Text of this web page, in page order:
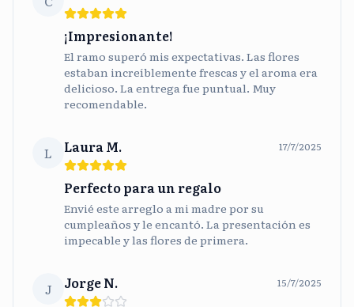
¡Impresionante!
El ramo superó mis expectativas. Las flores
estaban increíblemente frescas y el aroma era
delicioso. La entrega fue puntual. Muy
recomendable.
L Laura M. 17/7/2025
Perfecto para un regalo
Envié este arreglo a mi madre por su
cumpleaños y le encantó. La presentación es
impecable y las flores de primera.
J Jorge N. 15/7/2025